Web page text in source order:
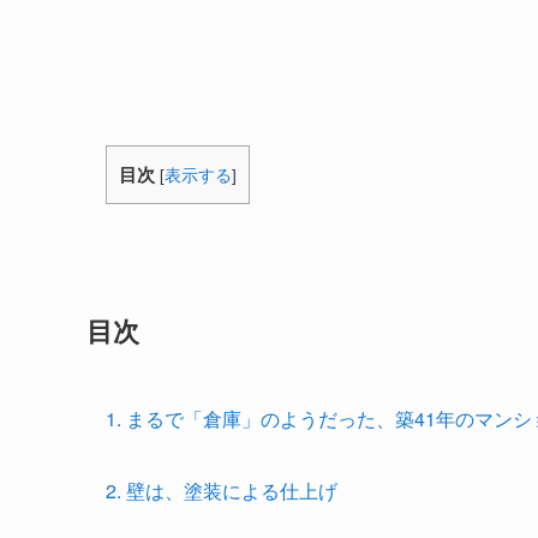
目次 [表示する]
目次
1. まるで「倉庫」のようだった、築41年のマンシ
2. 壁は、塗装による仕上げ